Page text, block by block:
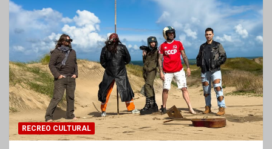
RECREO CULTURAL